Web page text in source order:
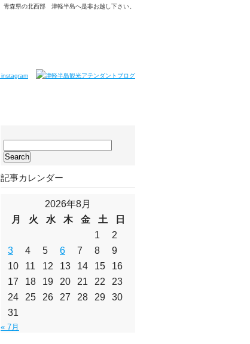
青森県の北西部 津軽半島へ是非お越し下さい。
イ
内
検
記事カレンダー
2026年8月
月
火 水 木 金 土
日
1
2
3
4 5 6 7 8
9
10
11 12 13 14 15
16
17
18 19 20 21 22
23
24
25 26 27 28 29
30
31
« 7月